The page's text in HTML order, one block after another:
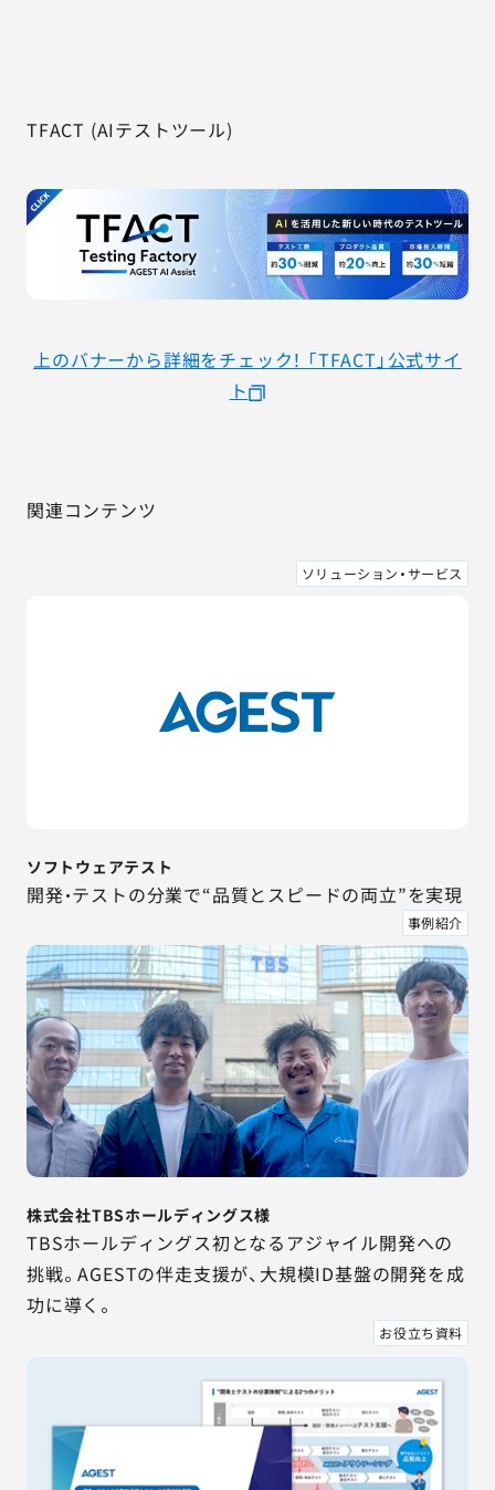
TFACT (AIテストツール)
上のバナーから詳細をチェック！ 「TFACT」公式サイ
ト
関連コンテンツ
ソリューション・サービス
ソフトウェアテスト
開発・テストの分業で“品質とスピードの両立”を実現
事例紹介
株式会社TBSホールディングス様
TBSホールディングス初となるアジャイル開発への
挑戦。AGESTの伴走支援が、大規模ID基盤の開発を成
功に導く。
お役立ち資料